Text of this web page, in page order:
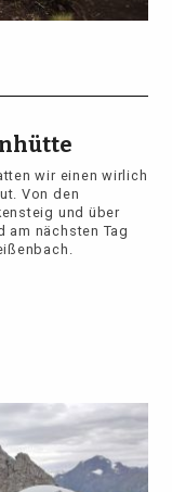
wir einen wirlich
Von den
und über
am nächsten Tag